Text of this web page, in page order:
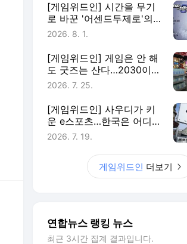
[게임위드인] 시간을 무기
로 바꾼 '어센드투제로'의
실험
2026. 8. 1.
[게임위드인] 게임은 안 해
도 굿즈는 산다…2030이
게임에 남는 법
2026. 7. 25.
[게임위드인] 사우디가 키
운 e스포츠…한국은 어디에
있나
2026. 7. 19.
게임위드인 더보기
연합뉴스 랭킹 뉴스
최근 3시간 집계 결과입니다.